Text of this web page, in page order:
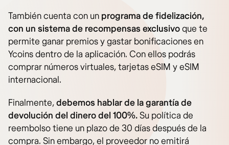
También cuenta con un programa de fidelización,
con un sistema de recompensas exclusivoque te
permite ganar premios y gastar bonificaciones en
Ycoins dentro de la aplicación. Con ellos podrás
comprar números virtuales, tarjetas eSIM y eSIM
internacional.
Finalmente,debemos hablar de la garantía de
devolución del dinero del 100%.Su política de
reembolso tiene un plazo de 30 días después de la
compra. Sin embargo, el proveedor no emitirá